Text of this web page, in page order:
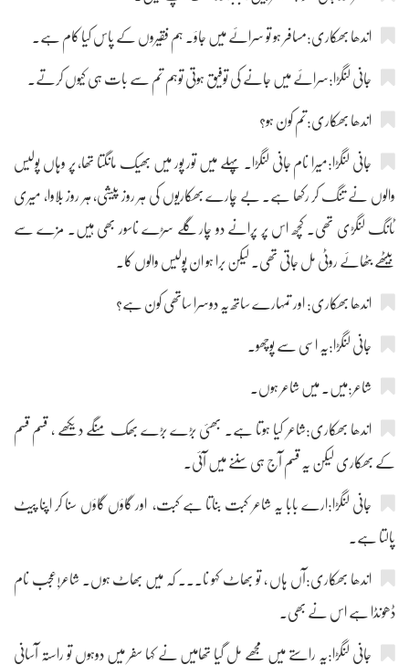
اندھا بھکاری:مسافر ہو تو سرائے میں جاؤ۔ ہم فقیروں کے پاس کیا کام ہے۔
جانی لنگڑا:سرائے میں جانے کی توفیق ہوتی توہم تم سے بات ہی کیوں کرتے۔
اندھا بھکاری:تم کون ہو؟
جانی لنگڑا:میرا نام جانی لنگڑا۔ پہلے میں تور پور میں بھیک مانگتا تھا، پر وہاں پولیس
والوں نے تنگ کر رکھا ہے۔ بے چارے بھکاریوں کی ہر روز پیشی، ہر روز بلاوا، میری
ٹانگ لنگڑی تھی۔ کچھ اس پر پرانے دو چار گلے سڑے ناسور بھی ہیں۔ مزے سے
بیٹھے بٹھائے روٹی مل جاتی تھی۔ لیکن برا ہو ان پولیس والوں کا۔
اندھا بھکاری: اور تمہارے ساتھ یہ دوسرا ساتھی کون ہے؟
جانی لنگڑا:یہ اسی سے پوچھو۔
شاعر:میں۔ میں شاعر ہوں۔
اندھا بھکاری:شاعر کیا ہوتا ہے۔ بھئی بڑے بڑے بھک منگے دیکھے ، قسم قسم
کے بھکاری لیکن یہ قسم آج ہی سننے میں آئی۔
جانی لنگڑا:ارے بابا یہ شاعر کبت بناتا ہے کبت، اور گاؤں گاؤں سنا کر اپنا پیٹ
پالتا ہے۔
اندھا بھکاری:آں ہاں ، تو بھاٹ کہو نا۔۔۔ کہ میں بھاٹ ہوں۔ شاعر!عجب نام
ڈھونڈا ہے اس نے بھی۔
جانی لنگڑا:یہ راستے میں مجھے مل گیا تھامیں نے کہا سفر میں دوہوں تو راستہ آسانی